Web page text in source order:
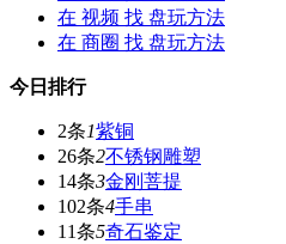
在 视频 找 盘玩方法
在 商圈 找 盘玩方法
今日排行
2条1紫铜
26条2不锈钢雕塑
14条3金刚菩提
102条4手串
11条5奇石鉴定